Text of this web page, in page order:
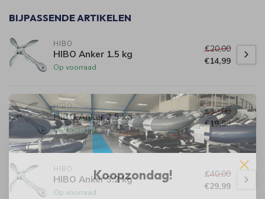
BIJPASSENDE ARTIKELEN
HIBO
HIBO Anker 1.5 kg
Op voorraad
€20,00
€14,99
HIBO
HIBO Anker 2.5 kg
Op voorraad
€30,00
€19,99
HIBO
HIBO Anker 3.2 kg
Op voorraad
€40,00
€29,99
Koopzondag!